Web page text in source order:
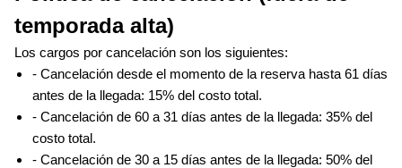
temporada alta)
Los cargos por cancelación son los siguientes:
- Cancelación desde el momento de la reserva hasta 61 días
antes de la llegada: 15% del costo total.
- Cancelación de 60 a 31 días antes de la llegada: 35% del
costo total.
- Cancelación de 30 a 15 días antes de la llegada: 50% del